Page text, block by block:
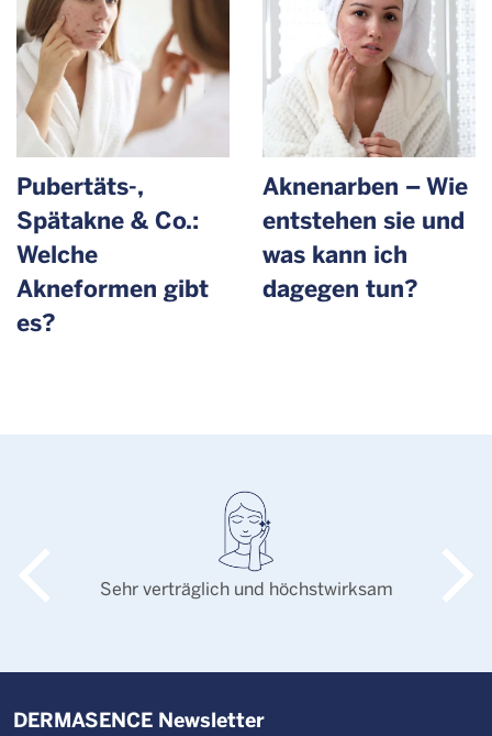
Pubertäts-,
Spätakne & Co.:
Welche
Akneformen gibt
es?
Aknenarben – Wie
entstehen sie und
was kann ich
dagegen tun?
Sehr verträglich und höchstwirksam
DERMASENCE Newsletter